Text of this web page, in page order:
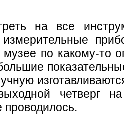
на все
измерительные
по какому-то
четверг на
проводилось.